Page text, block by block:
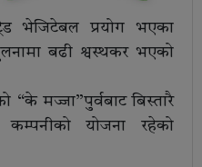
भेजिटेबल प्रयोग भएका
बढी श्वस्थकर भएको
“के मज्जा”पुर्वबाट बिस्तारै
योजना रहेको